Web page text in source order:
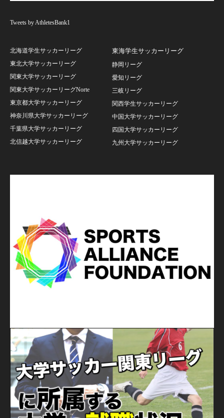
Tweets by AthletesBank1
北海道学生サッカーリーグ
東北大学サッカーリーグ
関東大学サッカーリーグ
関東大学サッカーリーグNorte
東京都大学サッカーリーグ
神奈川県大学サッカーリーグ
千葉県大学サッカーリーグ
北信越大学サッカーリーグ
東海学生サッカーリーグ
静岡リーグ
愛知リーグ
三岐リーグ
関西学生サッカーリーグ
中国大学サッカーリーグ
四国大学サッカーリーグ
九州大学サッカーリーグ